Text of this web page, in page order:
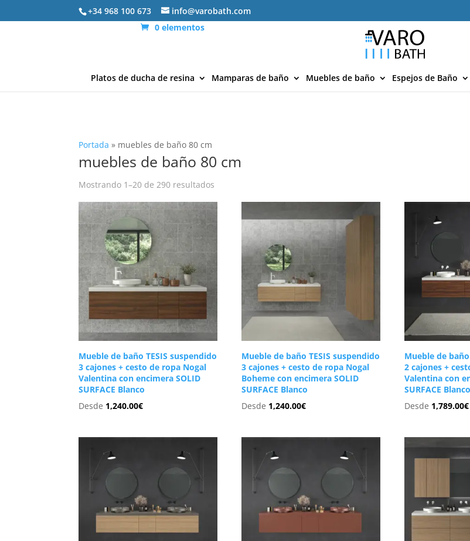
+34 968 100 673 info@varobath.com
0 elementos
Platos de ducha de resina Mamparas de baño Muebles de baño Espejos de Baño
Portada » muebles de baño 80 cm
muebles de baño 80 cm
Mostrando 1–20 de 290 resultados
los
Mueble de baño TESIS suspendido
3 cajones + cesto de ropa Nogal
Valentina con encimera SOLID
SURFACE Blanco
Desde 1,240.00€
Mueble de baño TESIS suspendido
3 cajones + cesto de ropa Nogal
Boheme con encimera SOLID
SURFACE Blanco
Desde 1,240.00€
Mueble de
2 cajones +
Valentina con
SURFACE Blanco
Desde 1,789.00€